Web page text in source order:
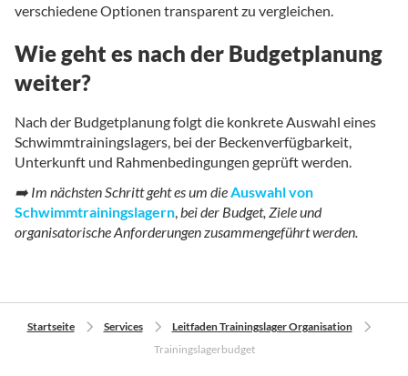
verschiedene Optionen transparent zu vergleichen.
Wie geht es nach der Budgetplanung
weiter?
Nach der Budgetplanung folgt die konkrete Auswahl eines
Schwimmtrainingslagers, bei der Beckenverfügbarkeit,
Unterkunft und Rahmenbedingungen geprüft werden.
➡️ Im nächsten Schritt geht es um die Auswahl von
Schwimmtrainingslagern bei der Budget, Ziele und
organisatorische Anforderungen zusammengeführt werden.
Startseite Services
Leitfaden Trainingslager Organisation
Trainingslagerbudget